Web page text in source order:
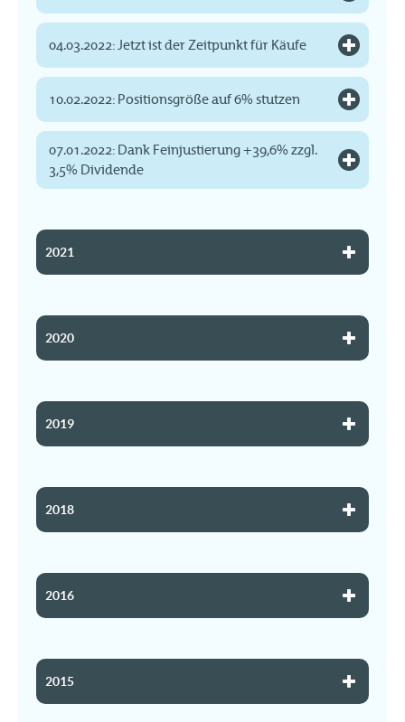
04.03.2022: Jetzt ist der Zeitpunkt für Käufe
10.02.2022: Positionsgröße auf 6% stutzen
07.01.2022: Dank Feinjustierung +39,6% zzgl.
3,5% Dividende
2021
2020
2019
2018
2016
2015